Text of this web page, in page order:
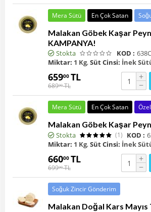
Mera Sütü En Çok Satan
Malakan Göbek Kaşar
KAMPANYA!
Stokta KOD :
Miktar: 1 Kg,Süt Cinsi: İnek
65900 TL
68900 TL
+
−
Mera Sütü En Çok Satan
Malakan Göbek Kaşar
Stokta (1) KOD :
Miktar: 1 Kg,Süt Cinsi: İnek
66000 TL
69900 TL
+
−
Soğuk Zincir Gönderim
Malakan Doğal Kars Mayıs